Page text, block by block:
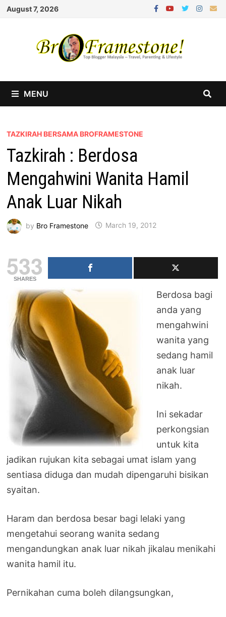
Skip
August 7, 2026
MENU
TAZKIRAH BERSAMA BROFRAMESTONE
Tazkirah : Berdosa
Mengahwini Wanita Hamil
Anak Luar Nikah
by Bro Framestone March 19, 2012
533
SHARES
Berdosa bagi
anda yang
mengahwini
wanita yang
sedang hamil
anak luar
nikah.
Ini sekadar
perkongsian
untuk kita
jadikan rujukan kita sebagai umat islam yang
sentiasa diduga dan mudah dipengaruhi bisikan
syaitan.
Haram dan berdosa besar bagi lelaki yang
mengetahui seorang wanita sedang
mengandungkan anak luar nikah jikalau menikahi
wanita hamil itu.
Pernikahan cuma boleh dilangsungkan,